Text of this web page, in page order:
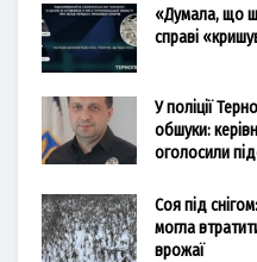
«Думала, що
справі
У поліції
обшуки:
оголосили
Соя під
могла
врожаї